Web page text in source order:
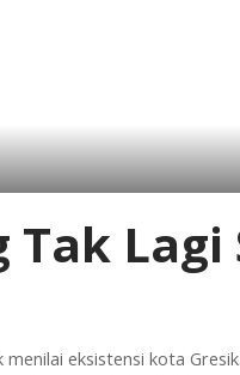
Lagi
eksistensi kota